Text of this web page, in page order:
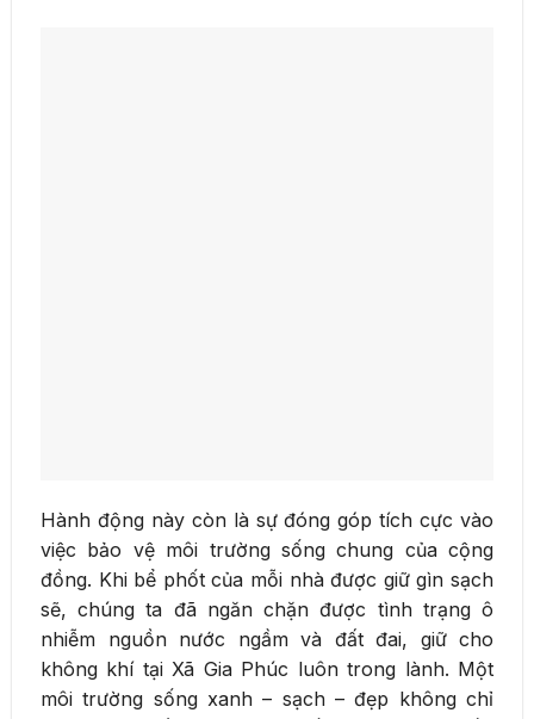
Hành động này còn là sự đóng góp tích cực vào
việc bảo vệ môi trường sống chung của cộng
đồng. Khi bể phốt của mỗi nhà được giữ gìn sạch
sẽ, chúng ta đã ngăn chặn được tình trạng ô
nhiễm nguồn nước ngầm và đất đai, giữ cho
không khí tại Xã Gia Phúc luôn trong lành. Một
môi trường sống xanh – sạch – đẹp không chỉ